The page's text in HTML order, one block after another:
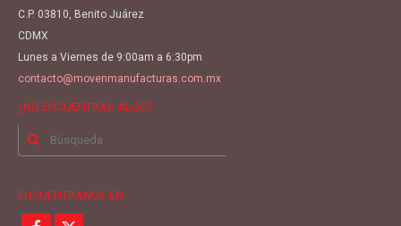
C.P. 03810, Benito Juárez
CDMX
Lunes a Viernes de 9:00am a 6:30pm
contacto@movenmanufacturas.com.mx
¿NO ENCUENTRAS ALGO?
Buscar
ENCUÉNTRANOS EN